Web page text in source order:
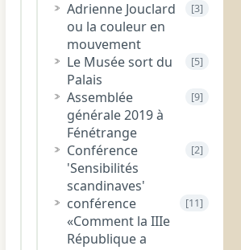
Adrienne Jouclard
ou la couleur en
mouvement
[3]
Le Musée sort du
Palais
[5]
Assemblée
générale 2019 à
Fénétrange
[9]
Conférence
'Sensibilités
scandinaves'
[2]
conférence
«Comment la IIIe
République a
[11]